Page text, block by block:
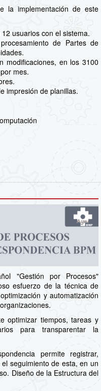
la implementación de este
usuarios con el sistema.
de Partes de
en los 3100
mes.
impresión de planillas.
"Gestión por Procesos"
esfuerzo de la técnica de
y automatización
optimizar tiempos, tareas y
para transparentar la
permite registrar,
seguimiento de esta, en un
Diseño de la Estructura del